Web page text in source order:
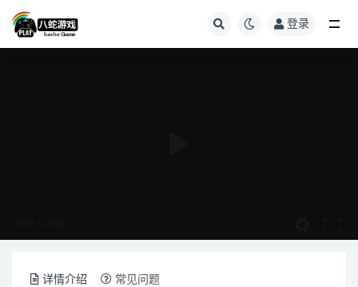
登录
详情介绍 常见问题